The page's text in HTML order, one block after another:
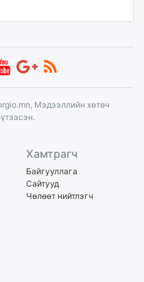
Мэдээллийн хөтөч
Хамтрагч
Байгууллага
Сайтууд
Чөлөөт нийтлэгч